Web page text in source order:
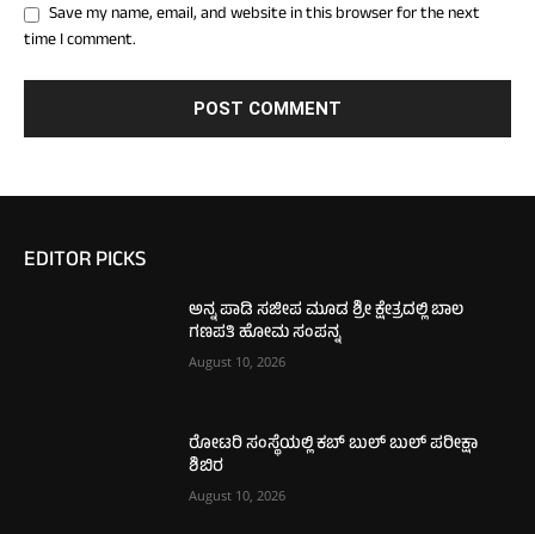
Save my name, email, and website in this browser for the next
time I comment.
EDITOR PICKS
ಅನ್ನ ಪಾಡಿ ಸಜೀಪ ಮೂಡ ಶ್ರೀ ಕ್ಷೇತ್ರದಲ್ಲಿ ಬಾಲ
ಗಣಪತಿ ಹೋಮ ಸಂಪನ್ನ
August 10, 2026
ರೋಟರಿ ಸಂಸ್ಥೆಯಲ್ಲಿ ಕಬ್ ಬುಲ್ ಬುಲ್ ಪರೀಕ್ಷಾ
ಶಿಬಿರ
August 10, 2026